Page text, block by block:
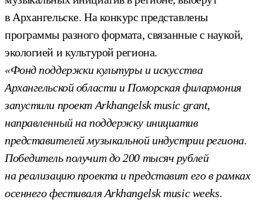
в Архангельске. На конкурс представлены
программы разного формата, связанные с наукой,
экологией и культурой региона.
«Фонд поддержки культуры и искусства
Архангельской области и Поморская филармония
запустили проект Arkhangelsk music grant,
направленный на поддержку инициатив
представителей музыкальной индустрии региона.
Победитель получит до 200 тысяч рублей
на реализацию проекта и представит его в рамках
осеннего фестиваля Arkhangelsk music weeks.